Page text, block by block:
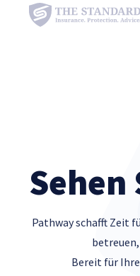
Sehen
Pathway schafft Zeit
Bereit für